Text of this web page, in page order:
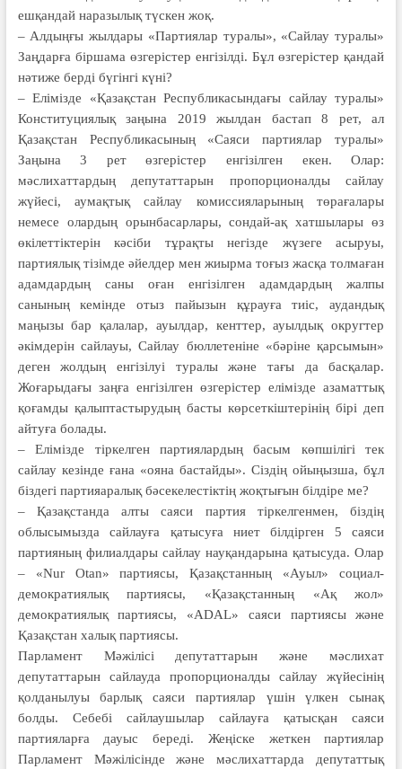
ешқандай наразылық түскен жоқ.
– Алдыңғы жылдары «Партиялар туралы», «Сайлау туралы»
Заңдарға біршама өзгерістер енгізілді. Бұл өзге­рістер қандай
нәтиже берді бүгінгі күні?
– Елімізде «Қазақстан Респуб­ликасындағы сайлау туралы»
Консти­туциялық заңына 2019 жылдан бастап 8 рет, ал
Қазақстан Республикасының «Саяси партиялар туралы»
Заңына 3 рет өзгерістер енгізілген екен. Олар:
мәслихаттардың депутаттарын пропор­ционалды сайлау
жүйесі, аумақтық сайлау комиссияларының төрағалары
немесе олардың орынбасарлары, сондай-ақ хатшылары өз
өкілеттіктерін кәсіби тұрақты негізде жүзеге асыруы,
партиялық тізімде әйелдер мен жиырма тоғыз жасқа толмаған
адамдардың саны оған енгізілген адамдардың жалпы
санының кемінде отыз пайызын құрауға тиіс, аудандық
маңызы бар қала­лар, ауылдар, кенттер, ауылдық округтер
әкімдерін сайлауы, Сайлау бюллетенiне «бәріне қарсымын»
деген жолдың енгiзiлуі туралы және тағы да басқалар.
Жоғарыдағы заң­ға енгізілген өзгерістер елімізде аза­маттық
қоғамды қалыптастырудың бас­ты көрсеткіштерінің бірі деп
айтуға бола­ды.
– Елімізде тіркелген партия­лар­дың басым көпшілігі тек
сайлау ке­зінде ғана «ояна бастайды». Сіздің ойыңыз­ша, бұл
біздегі партияаралық бәсе­келестіктің жоқтығын білдіре ме?
– Қазақстанда алты саяси партия тіркелгенмен, біздің
облысымызда сайлауға қатысуға ниет білдірген 5 саяси
партияның филиалдары сайлау науқандарына қатысуда. Олар
– «Nur Otan» партиясы, Қазақстанның «Ауыл» социал-
демократиялық пар­тиясы, «Қазақстанның «Ақ жол»
демократиялық партиясы, «ADAL» саяси партиясы және
Қазақстан халық партиясы.
Парламент Мәжілісі депутаттарын және мәслихат
депутаттарын сайлауда пропорционалды сайлау жүйесінің
қолданылуы барлық саяси партиялар үшін үлкен сынақ
болды. Себебі сай­лаушылар сайлауға қатысқан саяси
партияларға дауыс береді. Жеңіске жеткен партиялар
Парламент Мәжі­лісінде және мәслихаттарда депутаттық